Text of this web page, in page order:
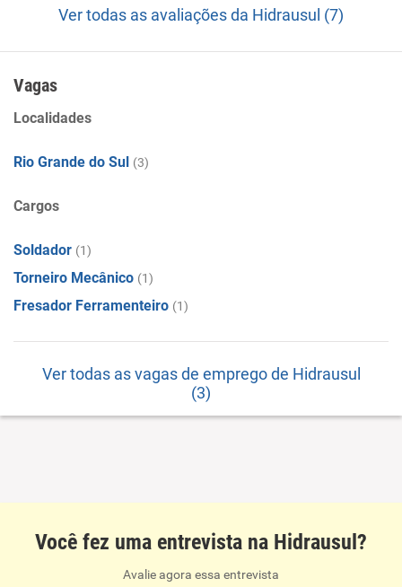
Ver todas as avaliações da Hidrausul (7)
Vagas
Localidades
Rio Grande do Sul (3)
Cargos
Soldador (1)
Torneiro Mecânico (1)
Fresador Ferramenteiro (1)
Ver todas as vagas de emprego de Hidrausul
(3)
Você fez uma entrevista na Hidrausul?
Avalie agora essa entrevista